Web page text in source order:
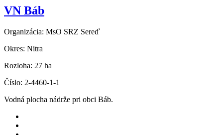
VN Báb
Organizácia: MsO SRZ Sereď
Okres: Nitra
Rozloha: 27 ha
Číslo: 2-4460-1-1
Vodná plocha nádrže pri obci Báb.